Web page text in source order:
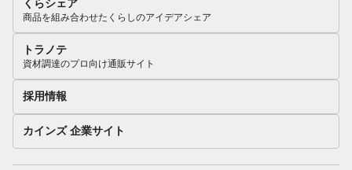
くらシェア
商品を組み合わせたくらしのアイデアシェア
トラノテ
資材調達のプロ向け通販サイト
採用情報
カインズ 企業サイト